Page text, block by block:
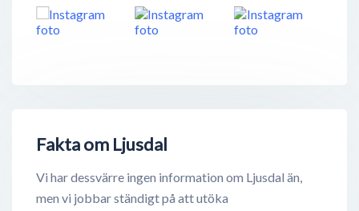
Fakta om Ljusdal
Vi har dessvärre ingen information om Ljusdal än,
men vi jobbar ständigt på att utöka